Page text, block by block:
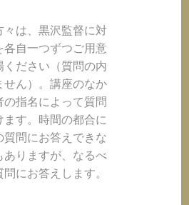
々は、黒沢監督に対
各自一つずつご用意
ください（質問の内
せん）。講座のなか
の指名によって質問
ます。時間の都合に
質問にお答えできな
ありますが、なるべ
にお答えします。